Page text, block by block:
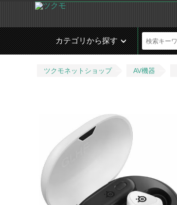
カテゴリから探す
ツクモネットショップ AV機器